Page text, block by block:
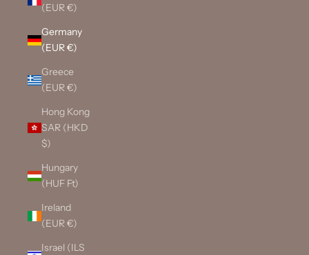
(EUR €)
Germany
(EUR €)
Greece
(EUR €)
Hong Kong
SAR (HKD
$)
Hungary
(HUF Ft)
Ireland
(EUR €)
Israel (ILS